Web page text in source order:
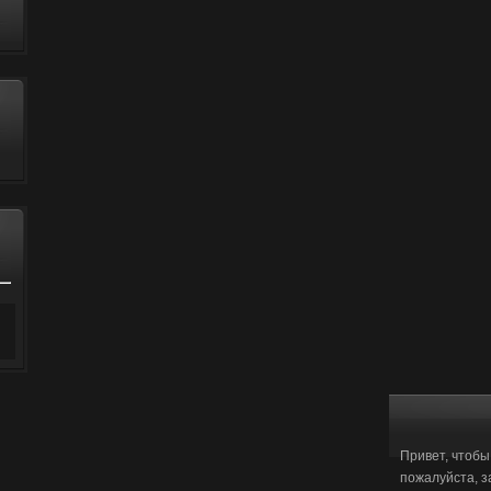
Привет,
пожалуйста,